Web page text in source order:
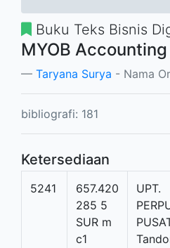
Buku Teks Bisnis
MYOB Accounting
Taryana Surya - Nama
bibliografi: 181
Ketersediaan
5241
657.420
285 5
SUR m
c1
UPT.